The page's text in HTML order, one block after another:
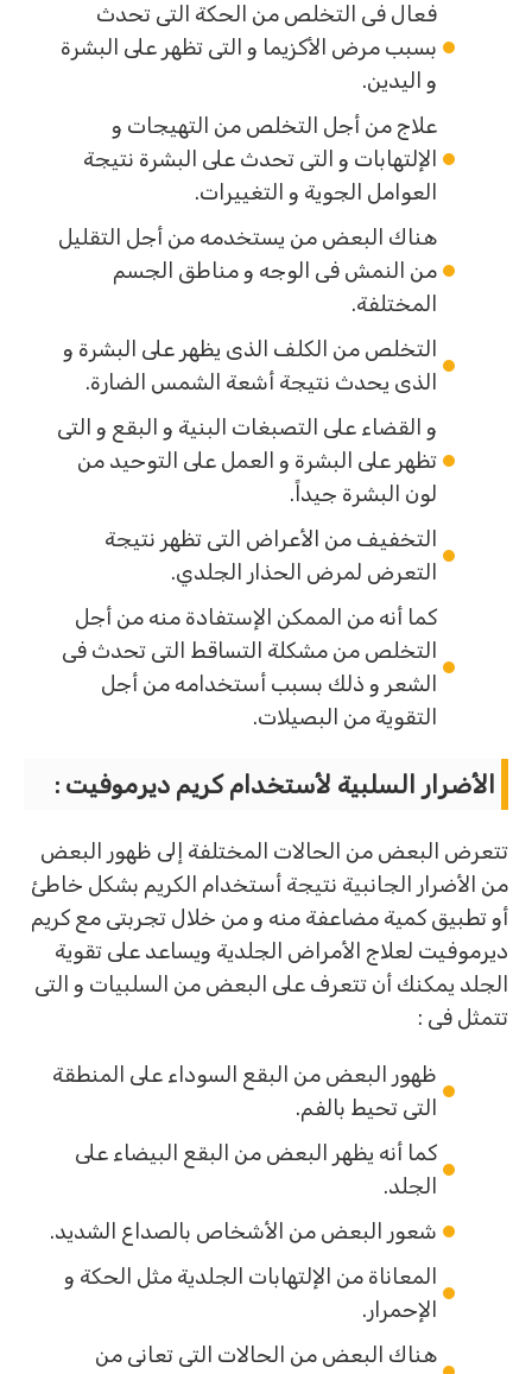
فعال فى التخلص من الحكة التى تحدث
بسبب مرض الأكزيما و التى تظهر على البشرة
و اليدين.
علاج من أجل التخلص من التهيجات و
الإلتهابات و التى تحدث على البشرة نتيجة
العوامل الجوية و التغييرات.
هناك البعض من يستخدمه من أجل التقليل
من النمش فى الوجه و مناطق الجسم
المختلفة.
التخلص من الكلف الذى يظهر على البشرة و
الذى يحدث نتيجة أشعة الشمس الضارة.
و القضاء على التصبغات البنية و البقع و التى
تظهر على البشرة و العمل على التوحيد من
لون البشرة جيداً.
التخفيف من الأعراض التى تظهر نتيجة
التعرض لمرض الحذار الجلدي.
كما أنه من الممكن الإستفادة منه من أجل
التخلص من مشكلة التساقط التى تحدث فى
الشعر و ذلك بسبب أستخدامه من أجل
التقوية من البصيلات.
الأضرار السلبية لأستخدام كريم ديرموفيت :
تتعرض البعض من الحالات المختلفة إلى ظهور البعض
من الأضرار الجانبية نتيجة أستخدام الكريم بشكل خاطئ
أو تطبيق كمية مضاعفة منه و من خلال تجربتى مع كريم
ديرموفيت لعلاج الأمراض الجلدية ويساعد على تقوية
الجلد يمكنك أن تتعرف على البعض من السلبيات و التى
تتمثل فى :
ظهور البعض من البقع السوداء على المنطقة
التى تحيط بالفم.
كما أنه يظهر البعض من البقع البيضاء على
الجلد.
شعور البعض من الأشخاص بالصداع الشديد.
المعاناة من الإلتهابات الجلدية مثل الحكة و
الإحمرار.
هناك البعض من الحالات التى تعانى من